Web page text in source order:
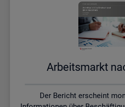
Ar­beits­markt
Der Bericht erscheint